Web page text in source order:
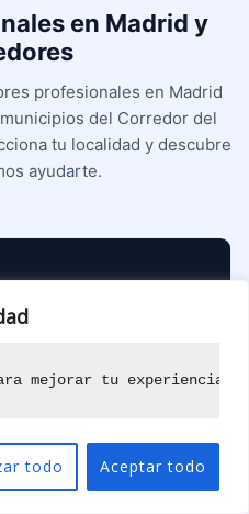
mejorar tu experiencia
todo Aceptar todo
en Madrid y
profesionales en Madrid
del Corredor del
tu localidad y descubre
ayudarte.